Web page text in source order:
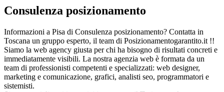
Consulenza posizionamento
Informazioni a Pisa di Consulenza posizionamento? Contatta in
Toscana un gruppo esperto, il team di Posizionamentogarantito.it !!
Siamo la web agency giusta per chi ha bisogno di risultati concreti e
immediatamente visibili. La nostra agenzia web è formata da un
team di professionisti competenti e specializzati: web designer,
marketing e comunicazione, grafici, analisti seo, programmatori e
sistemisti.